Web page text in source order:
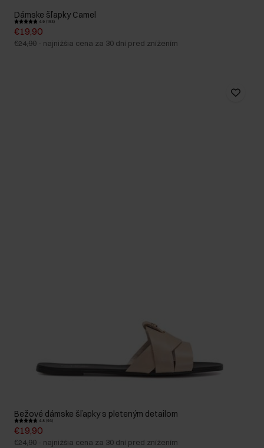
Dámske šľapky Camel
4.9 (153)
€19,90
€24,90 - najnižšia cena za 30 dní pred znížením
Bežové dámske šľapky s pleteným detailom
4.8 (93)
€19,90
€24,90 - najnižšia cena za 30 dní pred znížením